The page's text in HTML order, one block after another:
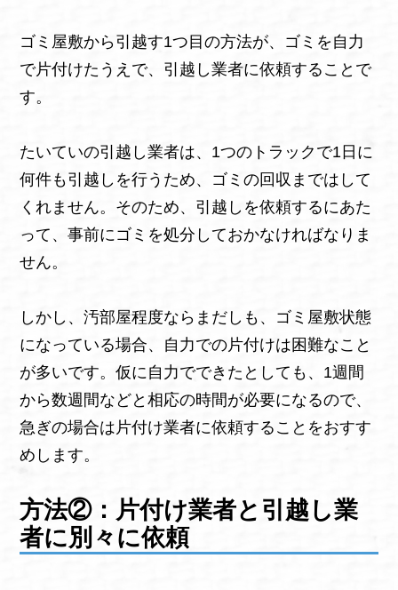
ゴミ屋敷から引越す1つ目の方法が、ゴミを自力
で片付けたうえで、引越し業者に依頼することで
す。
たいていの引越し業者は、1つのトラックで1日に
何件も引越しを行うため、ゴミの回収まではして
くれません。そのため、引越しを依頼するにあた
って、事前にゴミを処分しておかなければなりま
せん。
しかし、汚部屋程度ならまだしも、ゴミ屋敷状態
になっている場合、自力での片付けは困難なこと
が多いです。仮に自力でできたとしても、1週間
から数週間などと相応の時間が必要になるので、
急ぎの場合は片付け業者に依頼することをおすす
めします。
方法②：片付け業者と引越し業
者に別々に依頼